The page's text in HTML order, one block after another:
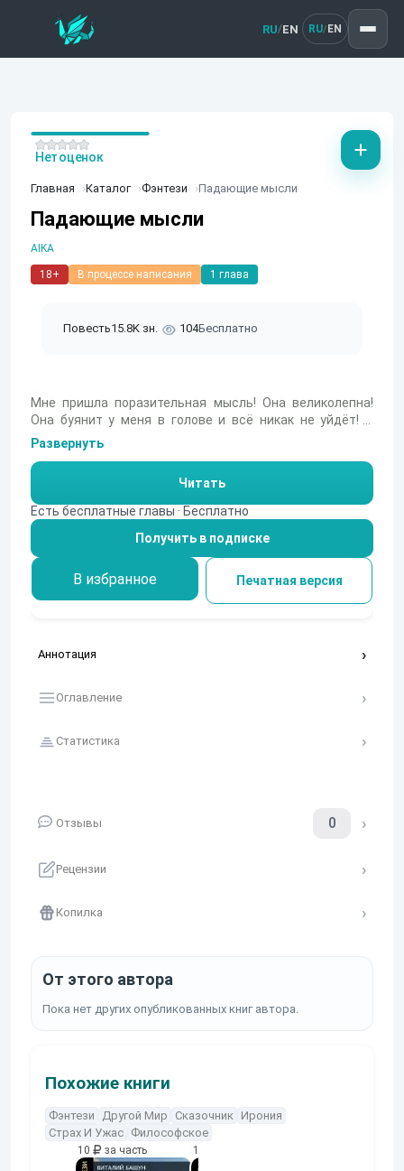
RU/EN RU/ EN
Главная Каталог Фэнтези Падающие мысли
Падающие мысли
AIKA
18+ В процессе написания 1 глава
Повесть15.8K зн. 104Бесплатно
Нет оценок
Мне пришла поразительная мысль! Она великолепна!
Она буянит у меня в голове и всё никак не уйдёт! С
одной стороны дело рисковое, а с другой это же такой
бесценный опыт! Это то, что мне сейчас сильно
необходимо, необходимо настолько, что без этого я всё
также останусь тем, кем являюсь на данный момент.
Попытать удачу я никак не хочу, но риск... это ведь так
нужно?
Развернуть
Читать
Есть бесплатные главы · Бесплатно
Получить в подписке
В избранное Печатная версия
Аннотация
Оглавление
Статистика
Отзывы 0
Рецензии
Копилка
От этого автора
Пока нет других опубликованных книг автора.
Похожие книги
Фэнтези Другой Мир Сказочник Ирония
Страх И Ужас Философское
10 за часть 10